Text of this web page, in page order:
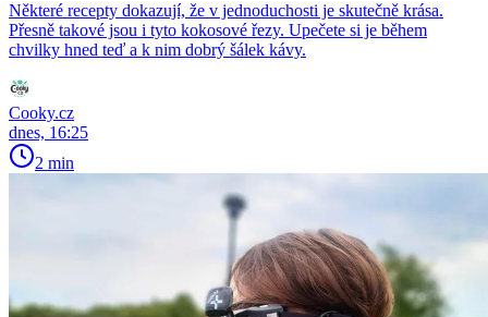
Některé recepty dokazují, že v jednoduchosti je skutečně krása.
Přesně takové jsou i tyto kokosové řezy. Upečete si je během
chvilky hned teď a k nim dobrý šálek kávy.
Cooky.cz
dnes, 16:25
2 min